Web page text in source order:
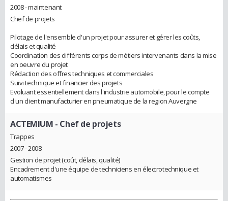
2008 - maintenant
Chef de projets
Pilotage de l'ensemble d'un projet pour assurer et gérer les coûts,
délais et qualité
Coordination des différents corps de métiers intervenants dans la mise
en oeuvre du projet
Rédaction des offres techniques et commerciales
Suivi technique et financier des projets
Evoluant essentiellement dans l'industrie automobile, pour le compte
d'un client manufacturier en pneumatique de la region Auvergne
ACTEMIUM - Chef de projets
Trappes
2007 - 2008
Gestion de projet (coût, délais, qualité)
Encadrement d'une équipe de techniciens en électrotechnique et
automatismes